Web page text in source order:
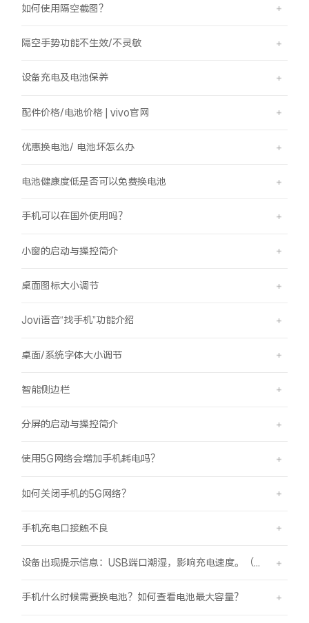
如何使用隔空截图？
隔空手势功能不生效/不灵敏
设备充电及电池保养
配件价格/电池价格 | vivo官网
优惠换电池/ 电池坏怎么办
电池健康度低是否可以免费换电池
手机可以在国外使用吗？
小窗的启动与操控简介
桌面图标大小调节
Jovi语音“找手机”功能介绍
桌面/系统字体大小调节
智能侧边栏
分屏的启动与操控简介
使用5G网络会增加手机耗电吗？
如何关闭手机的5G网络？
手机充电口接触不良
手机什么时候需要换电池？如何查看电池最大容量？